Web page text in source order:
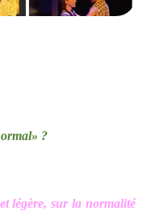
?
légère, sur la normalité